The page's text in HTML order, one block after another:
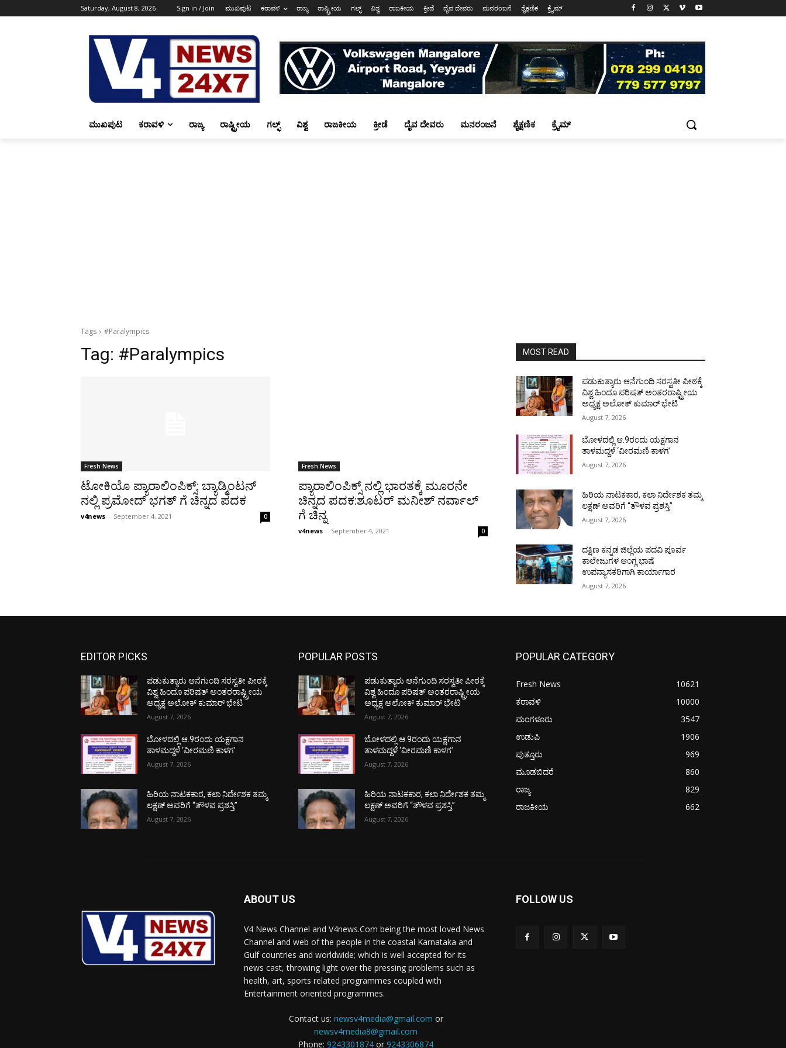
Saturday, August 8, 2026 Sign in / Join ಮುಖಪುಟ ಕರಾವಳಿ ರಾಜ್ಯ ರಾಷ್ಟ್ರೀಯ ಗಲ್ಫ್ ವಿಶ್ವ ರಾಜಕೀಯ ಕ್ರೀಡೆ ದೈವ ದೇವರು ಮನರಂಜನೆ ಶೈಕ್ಷಣಿಕ ಕ್ರೈಮ್
ಮುಖಪುಟ ಕರಾವಳಿ ರಾಜ್ಯ ರಾಷ್ಟ್ರೀಯ ಗಲ್ಫ್ ವಿಶ್ವ ರಾಜಕೀಯ ಕ್ರೀಡೆ ದೈವ ದೇವರು ಮನರಂಜನೆ ಶೈಕ್ಷಣಿಕ ಕ್ರೈಮ್
Tags #Paralympics
Tag: #Paralympics
Fresh News
ಟೋಕಿಯೊ ಪ್ಯಾರಾಲಿಂಪಿಕ್ಸ್: ಬ್ಯಾಡ್ಮಿಂಟನ್
ನಲ್ಲಿ ಪ್ರಮೋದ್ ಭಗತ್ ಗೆ ಚಿನ್ನದ ಪದಕ
v4news - September 4, 2021 0
Fresh News
ಪ್ಯಾರಾಲಿಂಪಿಕ್ಸ್ ನಲ್ಲಿ ಭಾರತಕ್ಕೆ ಮೂರನೇ
ಚಿನ್ನದ ಪದಕ:ಶೂಟರ್ ಮನೀಶ್ ನರ್ವಾಲ್
ಗೆ ಚಿನ್ನ
v4news - September 4, 2021 0
MOST READ
ಪಡುಕುತ್ಯಾರು ಆನೆಗುಂದಿ ಸರಸ್ವತೀ ಪೀಠಕ್ಕೆ
ವಿಶ್ವ ಹಿಂದೂ ಪರಿಷತ್ ಅಂತರರಾಷ್ಟ್ರೀಯ
ಅಧ್ಯಕ್ಷ ಅಲೋಕ್ ಕುಮಾರ್ ಭೇಟಿ
August 7, 2026
ಬೋಳದಲ್ಲಿ ಆ.9ರಂದು ಯಕ್ಷಗಾನ
ತಾಳಮದ್ದಳೆ ‘ವೀರಮಣಿ ಕಾಳಗ’
August 7, 2026
ಹಿರಿಯ ನಾಟಕಕಾರ, ಕಲಾ ನಿರ್ದೇಶಕ ತಮ್ಮ
ಲಕ್ಷಣ್ ಅವರಿಗೆ “ತೌಳವ ಪ್ರಶಸ್ತಿ”
August 7, 2026
ದಕ್ಷಿಣ ಕನ್ನಡ ಜಿಲ್ಲೆಯ ಪದವಿ ಪೂರ್ವ
ಕಾಲೇಜುಗಳ ಆಂಗ್ಲ ಭಾಷೆ
ಉಪನ್ಯಾಸಕರಿಗಾಗಿ ಕಾರ್ಯಾಗಾರ
August 7, 2026
EDITOR PICKS
ಪಡುಕುತ್ಯಾರು ಆನೆಗುಂದಿ ಸರಸ್ವತೀ ಪೀಠಕ್ಕೆ
ವಿಶ್ವ ಹಿಂದೂ ಪರಿಷತ್ ಅಂತರರಾಷ್ಟ್ರೀಯ
ಅಧ್ಯಕ್ಷ ಅಲೋಕ್ ಕುಮಾರ್ ಭೇಟಿ
August 7, 2026
ಬೋಳದಲ್ಲಿ ಆ.9ರಂದು ಯಕ್ಷಗಾನ
ತಾಳಮದ್ದಳೆ ‘ವೀರಮಣಿ ಕಾಳಗ’
August 7, 2026
ಹಿರಿಯ ನಾಟಕಕಾರ, ಕಲಾ ನಿರ್ದೇಶಕ ತಮ್ಮ
ಲಕ್ಷಣ್ ಅವರಿಗೆ “ತೌಳವ ಪ್ರಶಸ್ತಿ”
August 7, 2026
POPULAR POSTS
ಪಡುಕುತ್ಯಾರು ಆನೆಗುಂದಿ ಸರಸ್ವತೀ ಪೀಠಕ್ಕೆ
ವಿಶ್ವ ಹಿಂದೂ ಪರಿಷತ್ ಅಂತರರಾಷ್ಟ್ರೀಯ
ಅಧ್ಯಕ್ಷ ಅಲೋಕ್ ಕುಮಾರ್ ಭೇಟಿ
August 7, 2026
ಬೋಳದಲ್ಲಿ ಆ.9ರಂದು ಯಕ್ಷಗಾನ
ತಾಳಮದ್ದಳೆ ‘ವೀರಮಣಿ ಕಾಳಗ’
August 7, 2026
ಹಿರಿಯ ನಾಟಕಕಾರ, ಕಲಾ ನಿರ್ದೇಶಕ ತಮ್ಮ
ಲಕ್ಷಣ್ ಅವರಿಗೆ “ತೌಳವ ಪ್ರಶಸ್ತಿ”
August 7, 2026
POPULAR CATEGORY
Fresh News
10621
ಕರಾವಳಿ
10000
ಮಂಗಳೂರು
3547
ಉಡುಪಿ
1906
ಪುತ್ತೂರು
969
ಮೂಡಬಿದರೆ
860
ರಾಜ್ಯ
829
ರಾಜಕೀಯ
662
ABOUT US
V4 News Channel and V4news.Com being the most loved News
Channel and web of the people in the coastal Karnataka and
Gulf countries and worldwide; which is well accepted for its
news cast, throwing light over the pressing problems such as
health, art, sports related programmes coupled with
Entertainment oriented programmes.
Contact us: newsv4media@gmail.com or
newsv4media8@gmail.com
Phone: 9243301874 or 9243306874
FOLLOW US